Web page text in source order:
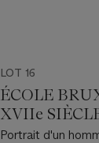
LOT 16
ÉCOLE
XVIIe
Portrait d'un